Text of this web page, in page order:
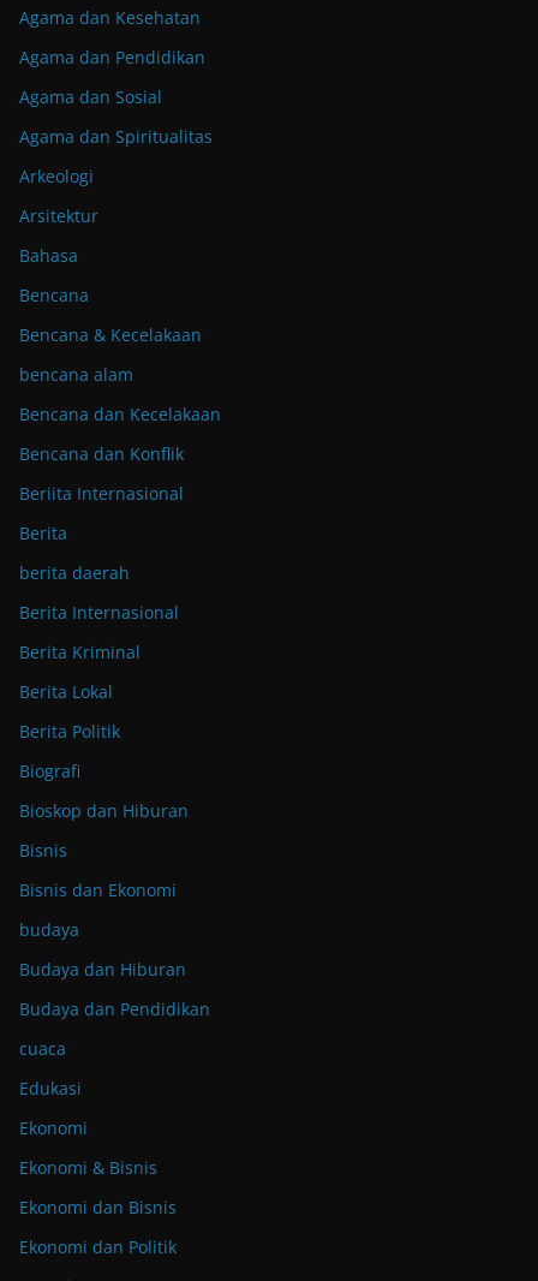
Agama dan Kesehatan
Agama dan Pendidikan
Agama dan Sosial
Agama dan Spiritualitas
Arkeologi
Arsitektur
Bahasa
Bencana
Bencana & Kecelakaan
bencana alam
Bencana dan Kecelakaan
Bencana dan Konflik
Beriita Internasional
Berita
berita daerah
Berita Internasional
Berita Kriminal
Berita Lokal
Berita Politik
Biografi
Bioskop dan Hiburan
Bisnis
Bisnis dan Ekonomi
budaya
Budaya dan Hiburan
Budaya dan Pendidikan
cuaca
Edukasi
Ekonomi
Ekonomi & Bisnis
Ekonomi dan Bisnis
Ekonomi dan Politik